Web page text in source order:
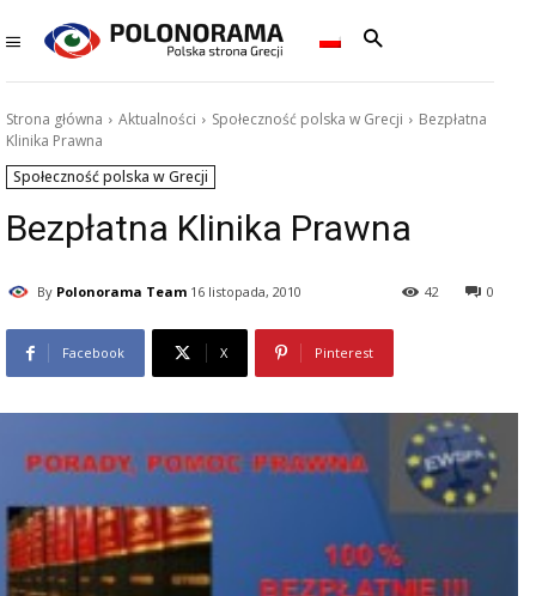
Strona główna Aktualności Społeczność polska w Grecji
Bezpłatna
Klinika Prawna
Społeczność polska w Grecji
Bezpłatna Klinika Prawna
By Polonorama Team 16 listopada, 2010 0
42
Facebook X Pinterest